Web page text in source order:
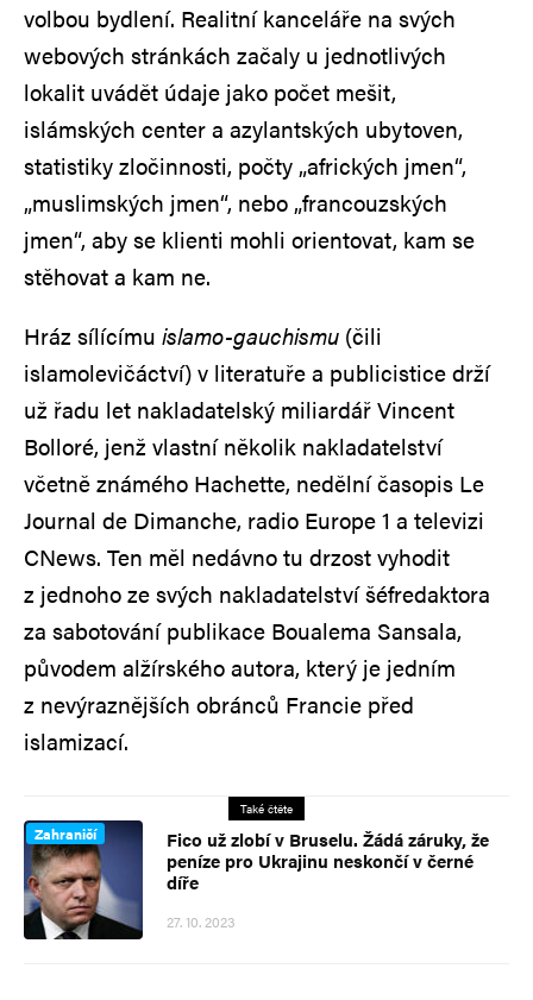
volbou bydlení. Realitní kanceláře na svých
webových stránkách začaly u jednotlivých
lokalit uvádět údaje jako počet mešit,
islámských center a azylantských ubytoven,
statistiky zločinnosti, počty „afrických jmen“,
„muslimských jmen“, nebo „francouzských
jmen“, aby se klienti mohli orientovat, kam se
stěhovat a kam ne.
Hráz sílícímu islamo-gauchismu (čili
islamolevičáctví) v literatuře a publicistice drží
už řadu let nakladatelský miliardář Vincent
Bolloré, jenž vlastní několik nakladatelství
včetně známého Hachette, nedělní časopis Le
Journal de Dimanche, radio Europe 1 a televizi
CNews. Ten měl nedávno tu drzost vyhodit
z jednoho ze svých nakladatelství šéfredaktora
za sabotování publikace Boualema Sansala,
původem alžírského autora, který je jedním
z nevýraznějších obránců Francie před
islamizací.
Také čtěte
Zahraničí
Fico už zlobí v Bruselu. Žádá záruky, že
peníze pro Ukrajinu neskončí v černé
díře
27. 10. 2023